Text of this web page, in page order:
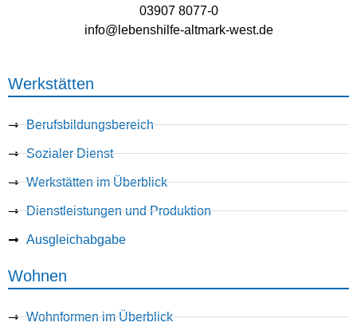
03907 8077-0
info@lebenshilfe-altmark-west.de
Werkstätten
Berufsbildungsbereich
Sozialer Dienst
Werkstätten im Überblick
Dienstleistungen und Produktion
Ausgleichabgabe
Wohnen
Wohnformen im Überblick